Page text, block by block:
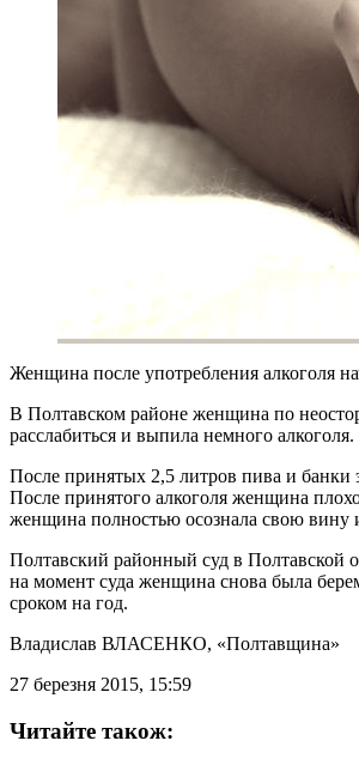
Женщина после употребления алкоголя
В Полтавском районе женщина по
расслабиться и выпила немного алкоголя.
После принятых 2,5 литров пива и банки
После принятого алкоголя женщина
женщина полностью осознала свою вину
Полтавский районный суд в Полтавской
на момент суда женщина снова была
сроком на год.
Владислав ВЛАСЕНКО, «Полтавщина»
27 березня 2015, 15:59
Читайте також: